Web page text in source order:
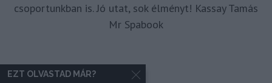
csoportunkban is. Jó utat, sok élményt! Kassay Tamás
Mr Spabook
EZT OLVASTAD MÁR?